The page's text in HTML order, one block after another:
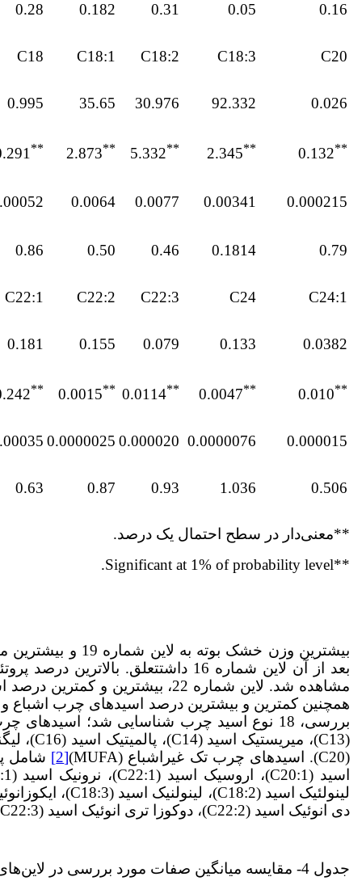
0.16
0.05
0.31
0.182
0.28
C20
C18:3
C18:2
C18:1
C18
0.026
92.332
30.976
35.65
0.995
**
0.132
**
2.345
**
5.332
**
2.873
**
0.000215
0.00341
0.0077
0.0064
0.79
0.1814
0.46
0.50
0.86
C24:1
C24
C22:3
C22:2
C22:1
0.0382
0.133
0.079
0.155
0.181
**
0.010
**
0.0047
**
0.0114
**
0.0015
**
0.000015
0.0000076
0.000020
0.0000025
0.506
1.036
0.93
0.87
0.63
**معنی‌دار در سطح احتمال یک درصد.
**Significant at 1% of probability level.
مشاهده شد. لاین شماره 22،
بررسی، 18 نوع اسید چرب شناسایی شد؛ اسیدهای چرب اشباع (SFA)
(C20). اسیدهای چرب تک غیراشباع (MUFA)
[2]
اسید (C20:1)، اروسیک اسید (C22:1)، نرونیک اسید (C24:1) و اسیدهای چرب چند غیراشباع (PUFA)
دی انوئیک اسید (C22:2)، دوکوزا تری انوئیک اسید (C22:3)
جدول 4- مقایسه میانگین صفات مورد بررسی در لاین‌های کاملینا